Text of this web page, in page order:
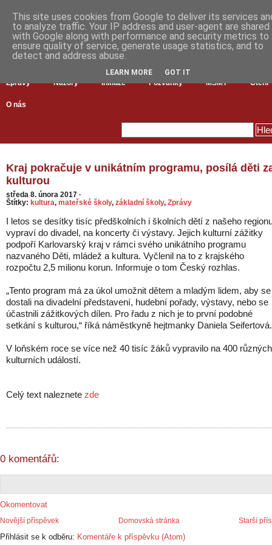
Zprávy Názory Inkluze Pozvánky MŠMT Čtení
O nás
Kraj pokračuje v unikátním programu, posílá děti
kulturou
středa 8. února 2017 ·
Štítky: kultura, mateřské školy, základní školy, Zprávy
I letos se desítky tisíc předškolních i školních dětí z našeho
vypraví do divadel, na koncerty či výstavy. Jejich kulturní zážitky
podpoří Karlovarský kraj v rámci svého unikátního programu
nazvaného Děti, mládež a kultura. Vyčlenil na to z krajského
rozpočtu 2,5 milionu korun. Informuje o tom Český rozhlas.
„Tento program má za úkol umožnit dětem a mladým lidem, aby se
dostali na divadelní představení, hudební pořady, výstavy, nebo se
účastnili zážitkových dílen. Pro řadu z nich je to první podobné
setkání s kulturou,“ říká náměstkyně hejtmanky Daniela Seifertová.
V loňském roce se více než 40 tisíc žáků vypravilo na 400 různých
kulturních událostí.
Celý text naleznete zde
0 komentářů:
Okomentovat
Novější příspěvek Starší
Domovská stránka
Přihlásit se k odběru: Komentáře k příspěvku (Atom)
This site uses cookies from Google to deliver its services
to analyze traffic. Your IP address and user-agent are shared
with Google along with performance and security metrics to
ensure quality of service, generate usage statistics, and to
detect and address abuse.
LEARN MORE GOT IT